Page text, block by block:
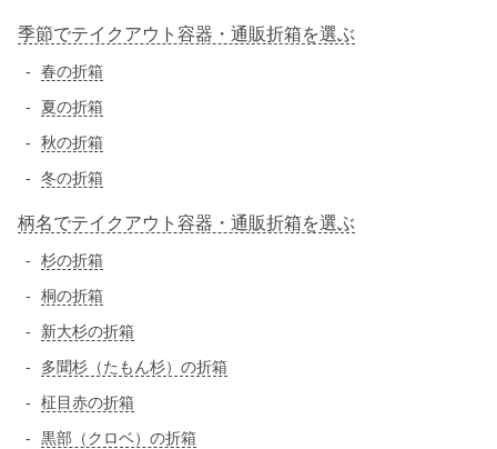
季節でテイクアウト容器・通販折箱を選ぶ
春の折箱
夏の折箱
秋の折箱
冬の折箱
柄名でテイクアウト容器・通販折箱を選ぶ
杉の折箱
桐の折箱
新大杉の折箱
多聞杉（たもん杉）の折箱
柾目赤の折箱
黒部（クロベ）の折箱